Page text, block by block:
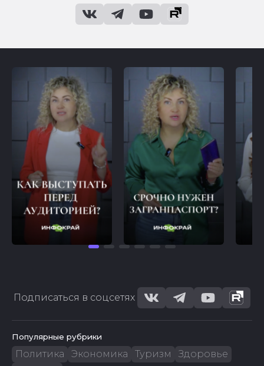
Подписаться в соцсетях
Популярные рубрики
Политика Экономика Туризм
Здоровье